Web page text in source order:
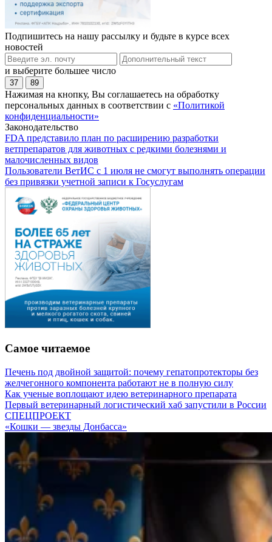
Подпишитесь на нашу рассылку и будьте в курсе всех
новостей
и выберите большее число
37 89
Нажимая на кнопку, Вы соглашаетесь на обработку
персональных данных в соответствии с «Политикой
конфиденциальности»
Законодательство
FDA представило план по расширению разработки
ветпрепаратов для животных с редкими болезнями и
малочисленных видов
Пользователи ВетИС с 1 июля не смогут выполнять операции
без привязки учетной записи к Госуслугам
Самое читаемое
Печень под двойной защитой: почему гепатопротекторы без
желчегонного компонента работают не в полную силу
Как ученые воплощают идею ветеринарного препарата
Первый ветеринарный логистический хаб запустили в России
СПЕЦПРОЕКТ
«Кошки — звезды Донбасса»